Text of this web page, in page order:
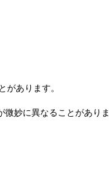
あります。
微妙に異なることがありま